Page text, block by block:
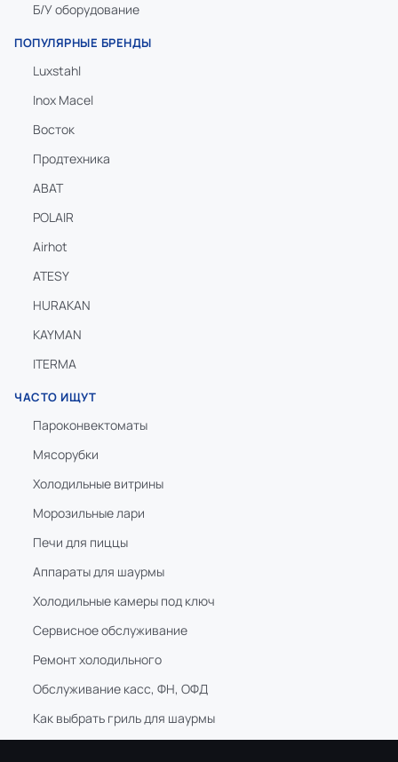
Б/У оборудование
ПОПУЛЯРНЫЕ БРЕНДЫ
Luxstahl
Inox Macel
Восток
Продтехника
ABAT
POLAIR
Airhot
ATESY
HURAKAN
KAYMAN
ITERMA
ЧАСТО ИЩУТ
Пароконвектоматы
Мясорубки
Холодильные витрины
Морозильные лари
Печи для пиццы
Аппараты для шаурмы
Холодильные камеры под ключ
Сервисное обслуживание
Ремонт холодильного
Обслуживание касс, ФН, ОФД
Как выбрать гриль для шаурмы